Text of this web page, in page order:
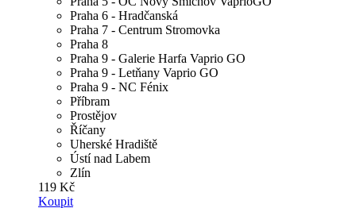
Praha 6 - Hradčanská
Praha 7 - Centrum Stromovka
Praha 8
Praha 9 - Galerie Harfa Vaprio GO
Praha 9 - Letňany Vaprio GO
Praha 9 - NC Fénix
Příbram
Prostějov
Říčany
Uherské Hradiště
Ústí nad Labem
Zlín
119 Kč
Koupit